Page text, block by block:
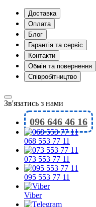
Доставка
Оплата
Блог
Гарантія та сервіс
Контакти
Обмін та повернення
Співробітництво
Зв'язатись з нами
096 646 46 16
068 553 77 11
073 553 77 11
095 553 77 11
Viber